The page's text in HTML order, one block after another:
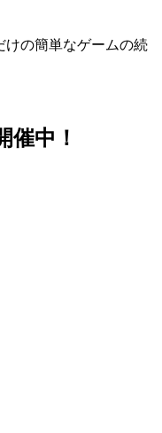
けの簡単なゲームの続
催中！